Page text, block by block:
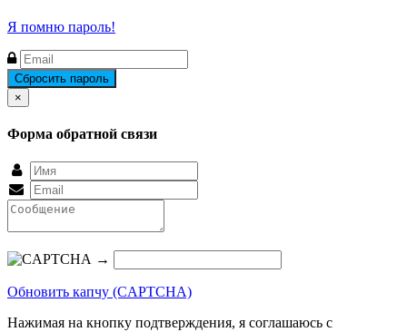
Я помню пароль!
×
Форма обратной связи
→
Обновить капчу (CAPTCHA)
Нажимая на кнопку подтверждения, я соглашаюсь с